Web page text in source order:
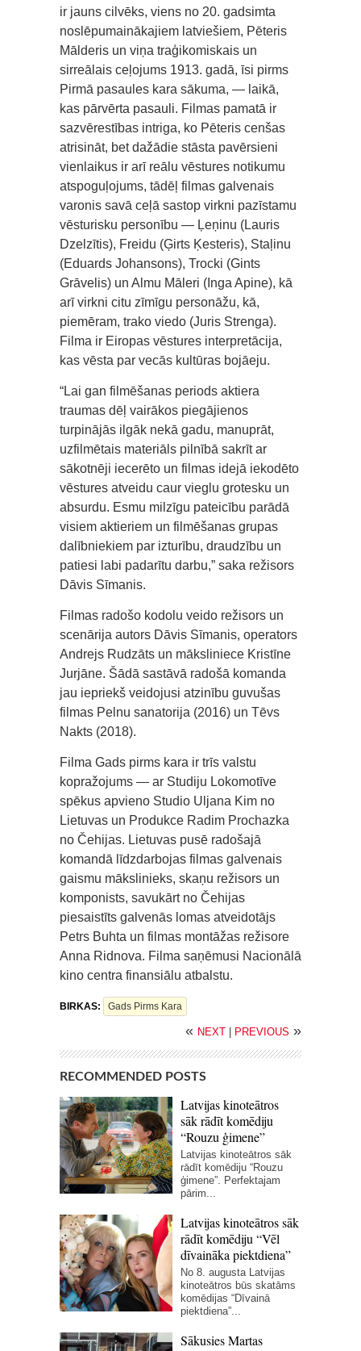
ir jauns cilvēks, viens no 20. gadsimta
noslēpumainākajiem latviešiem, Pēteris
Mālderis un viņa traģikomiskais un
sirreālais ceļojums 1913. gadā, īsi pirms
Pirmā pasaules kara sākuma, — laikā,
kas pārvērta pasauli. Filmas pamatā ir
sazvērestības intriga, ko Pēteris cenšas
atrisināt, bet dažādie stāsta pavērsieni
vienlaikus ir arī reālu vēstures notikumu
atspoguļojums, tādēļ filmas galvenais
varonis savā ceļā sastop virkni pazīstamu
vēsturisku personību — Ļeņinu (Lauris
Dzelzītis), Freidu (Ģirts Ķesteris), Staļinu
(Eduards Johansons), Trocki (Gints
Grāvelis) un Almu Māleri (Inga Apine), kā
arī virkni citu zīmīgu personāžu, kā,
piemēram, trako viedo (Juris Strenga).
Filma ir Eiropas vēstures interpretācija,
kas vēsta par vecās kultūras bojāeju.
“Lai gan filmēšanas periods aktiera
traumas dēļ vairākos piegājienos
turpinājās ilgāk nekā gadu, manuprāt,
uzfilmētais materiāls pilnībā sakrīt ar
sākotnēji iecerēto un filmas idejā iekodēto
vēstures atveidu caur vieglu grotesku un
absurdu. Esmu milzīgu pateicību parādā
visiem aktieriem un filmēšanas grupas
dalībniekiem par izturību, draudzību un
patiesi labi padarītu darbu,” saka režisors
Dāvis Sīmanis.
Filmas radošo kodolu veido režisors un
scenārija autors Dāvis Sīmanis, operators
Andrejs Rudzāts un māksliniece Kristīne
Jurjāne. Šādā sastāvā radošā komanda
jau iepriekš veidojusi atzinību guvušas
filmas Pelnu sanatorija (2016) un Tēvs
Nakts (2018).
Filma Gads pirms kara ir trīs valstu
kopražojums — ar Studiju Lokomotīve
spēkus apvieno Studio Uljana Kim no
Lietuvas un Produkce Radim Prochazka
no Čehijas. Lietuvas pusē radošajā
komandā līdzdarbojas filmas galvenais
gaismu mākslinieks, skaņu režisors un
komponists, savukārt no Čehijas
piesaistīts galvenās lomas atveidotājs
Petrs Buhta un filmas montāžas režisore
Anna Ridnova. Filma saņēmusi Nacionālā
kino centra finansiālu atbalstu.
BIRKAS: Gads Pirms Kara
« NEXT PREVIOUS »
RECOMMENDED POSTS
Latvijas kinoteātros
sāk rādīt komēdiju
“Rouzu ģimene”
Latvijas kinoteātros sāk
rādīt komēdiju “Rouzu
ģimene”. Perfektajam
pārim...
Latvijas kinoteātros sāk
rādīt komēdiju “Vēl
dīvaināka piektdiena”
No 8. augusta Latvijas
kinoteātros būs skatāms
komēdijas “Dīvainā
piektdiena”...
Sākusies Martas